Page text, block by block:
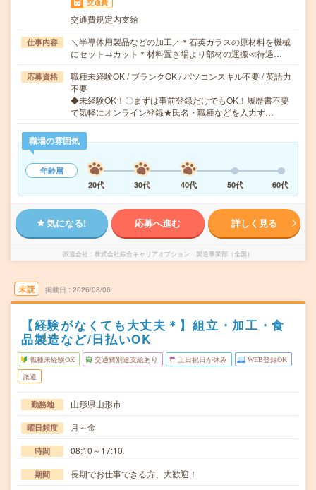
交通費
交通費規定内支給
仕事内容
＼半導体用製品などの加工／＊石英ガラスの原材料を機械
にセット→カット＊材料置き場より部材の運搬≪待遇…
応募資格
職種未経験OK / ブランクOK / パソコンスキル不要 / 英語力
不要
◆未経験OK！〇まずは事前登録だけでもOK！履歴書不要
で気軽にオンライン登録★氏名・職種などを入力す…
職場の雰囲気
年齢層
20代
30代 40代 50代 60代
気になる! 応募へ進む 詳しく見る
派遣会社 株式会社綜合キャリアオプション 製造事業部（全国）
未読 掲載日 2026/08/06
【経験がなくても大丈夫＊】組立・加工・食
品製造など/日払いOK
職種未経験OK 交通費別途支給あり 土日祝日が休み WEB登録OK
派遣
勤務地 山形県山形市
曜日頻度 月～金
時間 08:10～17:10
期間 長期でお仕事できる方、大歓迎！